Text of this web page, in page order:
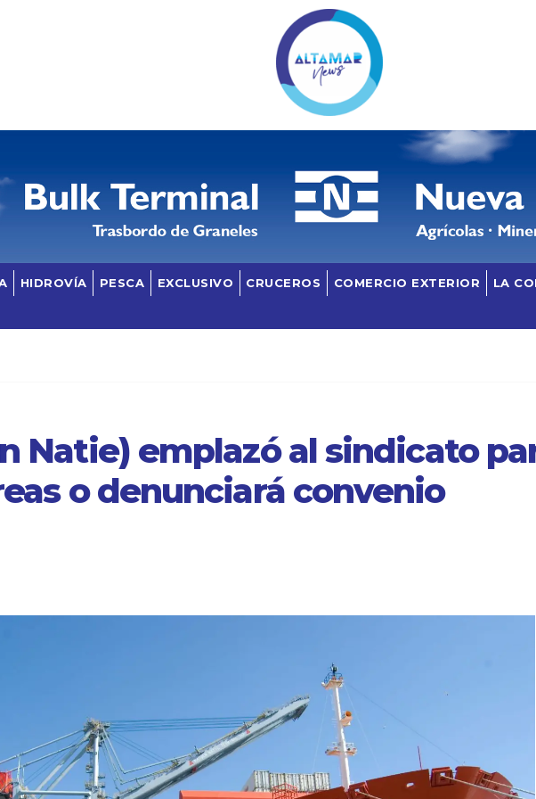
HIDROVÍA PESCA EXCLUSIVO CRUCEROS COMERCIO EXTERIOR
LA
Natie) emplazó al sindicato
o denunciará convenio